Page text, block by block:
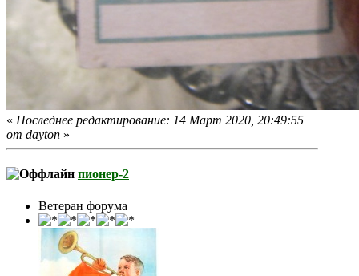
« Последнее редактирование: 14 Март 2020, 20:49:55
от dayton »
пионер-2
Ветеран форума